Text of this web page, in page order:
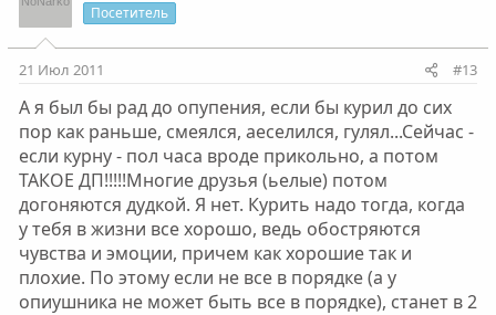
Посетитель
21 Июл 2011 #13
А я был бы рад до опупения, если бы курил до сих
пор как раньше, смеялся, аеселился, гулял...Сейчас -
если курну - пол часа вроде прикольно, а потом
ТАКОЕ ДП!!!!!Многие друзья (ьелые) потом
догоняются дудкой. Я нет. Курить надо тогда, когда
у тебя в жизни все хорошо, ведь обостряются
чувства и эмоции, причем как хорошие так и
плохие. По этому если не все в порядке (а у
опиушника не может быть все в порядке), станет в 2